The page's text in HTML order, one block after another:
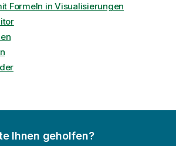
Formeln in Visualisierungen
Ihnen geholfen?